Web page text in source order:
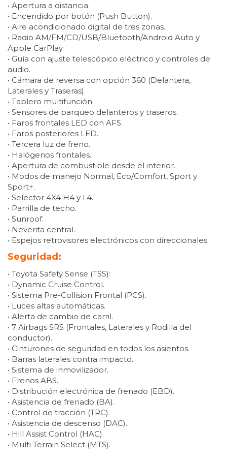
• Apertura a distancia.
• Encendido por botón (Push Button).
• Aire acondicionado digital de tres zonas.
• Radio AM/FM/CD/USB/Bluetooth/Android Auto y
Apple CarPlay.
• Guía con ajuste telescópico eléctrico y controles de
audio.
• Cámara de reversa con opción 360 (Delantera,
Laterales y Traseras).
• Tablero multifunción.
• Sensores de parqueo delanteros y traseros.
• Faros frontales LED con AFS.
• Faros posteriores LED.
• Tercera luz de freno.
• Halógenos frontales.
• Apertura de combustible desde el interior.
• Modos de manejo Normal, Eco/Comfort, Sport y
Sport+.
• Selector 4X4 H4 y L4.
• Parrilla de techo.
• Sunroof.
• Neverita central.
• Espejos retrovisores electrónicos con direccionales.
Seguridad:
• Toyota Safety Sense (TSS):
• Dynamic Cruise Control.
• Sistema Pre-Collision Frontal (PCS).
• Luces altas automáticas.
• Alerta de cambio de carril.
• 7 Airbags SRS (Frontales, Laterales y Rodilla del
conductor).
• Cinturones de seguridad en todos los asientos.
• Barras laterales contra impacto.
• Sistema de inmovilizador.
• Frenos ABS.
• Distribución electrónica de frenado (EBD).
• Asistencia de frenado (BA).
• Control de tracción (TRC).
• Asistencia de descenso (DAC).
• Hill Assist Control (HAC).
• Multi Terrain Select (MTS).